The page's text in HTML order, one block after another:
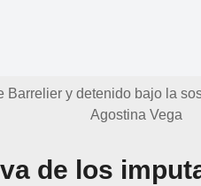
Barrelier y detenido bajo la
Agostina Vega
de los